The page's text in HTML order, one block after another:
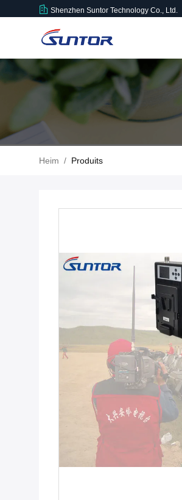
Shenzhen Suntor Technology Co., Ltd.
Heim / Produits